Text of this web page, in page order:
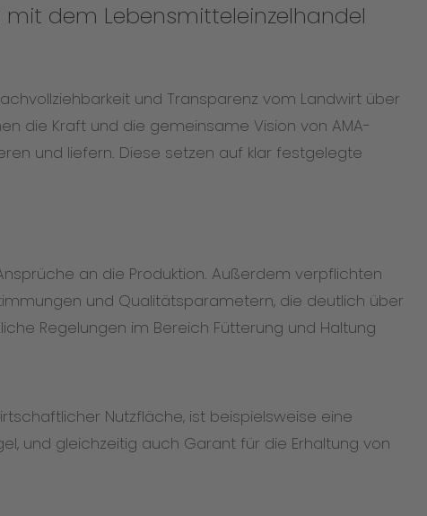
mit dem Lebensmitteleinzelhandel
und Transparenz vom Landwirt über
die Kraft und die gemeinsame Vision von AMA-
und liefern. Diese setzen auf klar festgelegte
an die Produktion. Außerdem verpflichten
und Qualitätsparametern, die deutlich über
Regelungen im Bereich Fütterung und Haltung
Nutzfläche, ist beispielsweise eine
und gleichzeitig auch Garant für die Erhaltung von